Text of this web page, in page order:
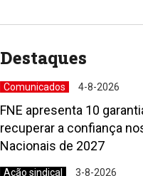
Destaques
Comunicados 4-8-2026
FNE apresenta 10
recuperar a confiança
Nacionais de 2027
Ação sindical 3-8-2026